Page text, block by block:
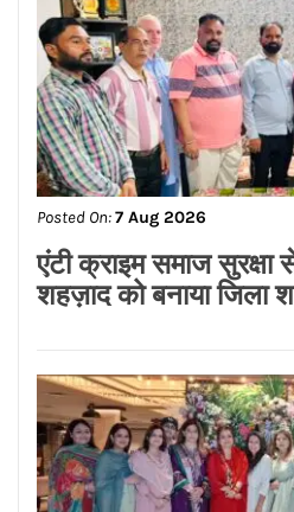
Posted On:7 Aug 2026
ਆਮ ਆਦਮੀ ਪਾਰਟੀ ਵੱਲੋਂ
ਵਿੱਚ ਰਾਸ਼ਨ ਵੰਡ, ਲੋਕਾਂ
ਜਾਰੀ